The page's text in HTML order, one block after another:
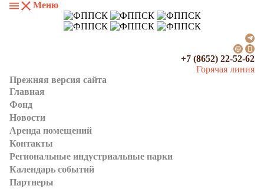
Меню
+7 (8652) 22-52-62
Горячая линия
Прежняя версия сайта
Главная
Фонд
Новости
Аренда помещений
Контакты
Региональные индустриальные парки
Календарь событий
Партнеры